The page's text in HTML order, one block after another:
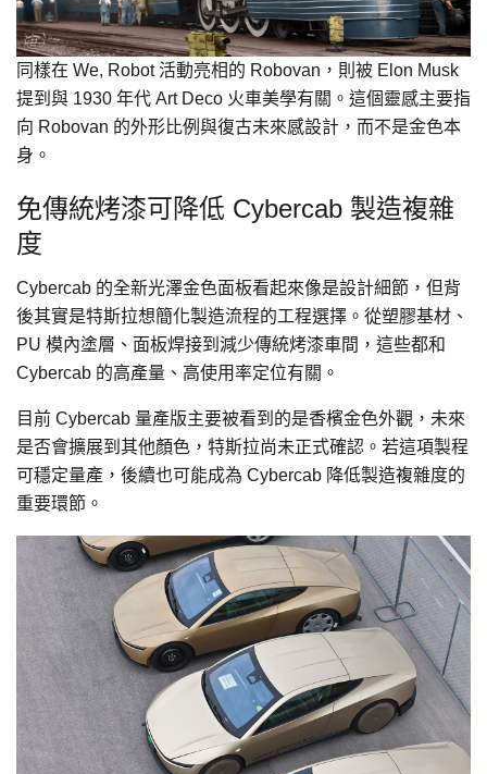
同樣在 We, Robot 活動亮相的 Robovan，則被 Elon Musk
提到與 1930 年代 Art Deco 火車美學有關。這個靈感主要指
向 Robovan 的外形比例與復古未來感設計，而不是金色本
身。
免傳統烤漆可降低 Cybercab 製造複雜
度
Cybercab 的全新光澤金色面板看起來像是設計細節，但背
後其實是特斯拉想簡化製造流程的工程選擇。從塑膠基材、
PU 模內塗層、面板焊接到減少傳統烤漆車間，這些都和
Cybercab 的高產量、高使用率定位有關。
目前 Cybercab 量產版主要被看到的是香檳金色外觀，未來
是否會擴展到其他顏色，特斯拉尚未正式確認。若這項製程
可穩定量產，後續也可能成為 Cybercab 降低製造複雜度的
重要環節。